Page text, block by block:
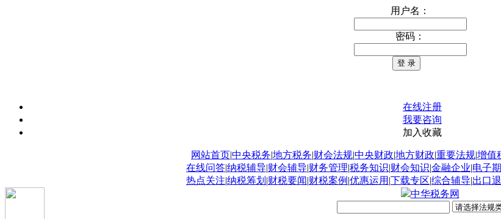
用户名：
密码：
在线注册
我要咨询
加入收藏
网站首页|中央税务|地方税务|财会法规|中央财政|地方财政|重要法规|增值
在线问答|纳税辅导|财会辅导|财务管理|税务知识|财会知识|金融企业|电子
热点关注|纳税筹划 |财税要闻|财税案例 |优惠运用 |下载专区|综合辅导|出口
中华税务网